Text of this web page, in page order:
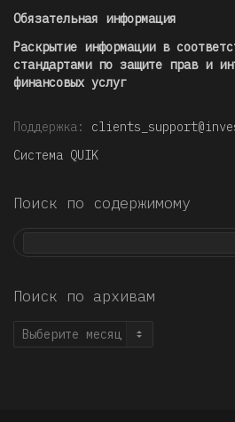
Обязательная информация
Раскрытие информации в
стандартами по защите прав и
финансовых услуг
Поддержка:
Система QUIK
Поиск по содержимому
Поиск по архивам
Поиск